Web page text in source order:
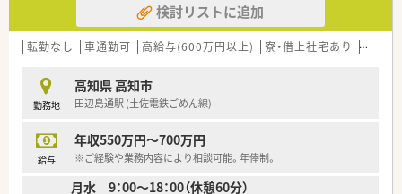
【法人特徴について】
■高知県を中心に複数店舗を展開し、地域に根差した「かかりつ
け薬局」としての役割を大切にしています。
やすい環境作りを常に目指しています。
■健康サポート薬局の認定取得や、薬剤師と管理栄養士の連携な
ど、予防医療にも力を入れています。
【想定されるキャリアイメージ】
■総合病院門前という環境で、幅広い疾患や処方に触れ、オール
■高知県内でも高レベルと評される研修制度を活用し、専門知識
検討リストに追加
転勤なし 車通勤可 高給与(600万円以上) 寮・借上社宅あり 住宅
勤務地
高知県 高知市
田辺島通駅 (土佐電鉄ごめん線)
給与
年収550万円～700万円
※ご経験や業務内容により相談可能。年俸制。
月水 9：00～18：00（休憩60分）